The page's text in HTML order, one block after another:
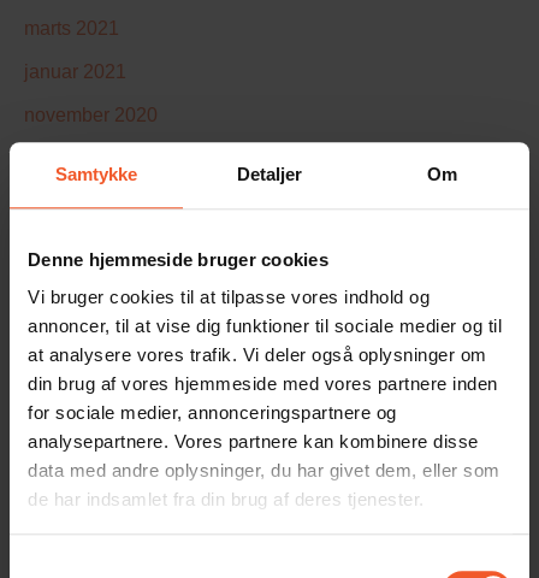
Samtykke Detaljer Om
Denne hjemmeside bruger cookies
Vi bruger cookies til at tilpasse vores indhold og
annoncer, til at vise dig funktioner til sociale medier og til
at analysere vores trafik. Vi deler også oplysninger om
din brug af vores hjemmeside med vores partnere inden
for sociale medier, annonceringspartnere og
analysepartnere. Vores partnere kan kombinere disse
data med andre oplysninger, du har givet dem, eller som
de har indsamlet fra din brug af deres tjenester.
marts 2021
januar 2021
november 2020
maj 2020
marts 2020
november 2019
september 2019
marts 2019
februar 2019